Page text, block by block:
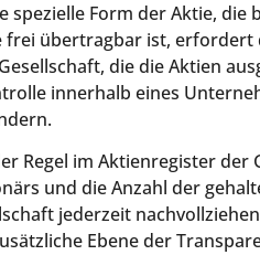
spezielle Form der Aktie,
frei übertragbar ist, erfordert
die die Aktien
innerhalb eines
Regel im Aktienregister der
und die Anzahl der
jederzeit
Ebene der